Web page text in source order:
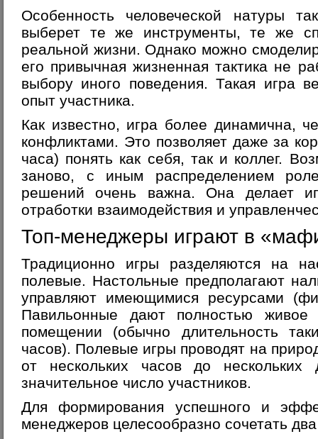
Особенность человеческой натуры
выберет те же инструменты, те же
реальной жизни. Однако можно
его привычная жизненная тактика не
выбору иного поведения. Такая игра
опыт участника.
Как известно, игра более динамична,
конфликтами. Это позволяет даже за
часа) понять как себя, так и коллег.
заново, с иным распределением
решений очень важна. Она делает
отработки взаимодействия и
Топ-менеджеры играют в
Традиционно игры разделяются на
полевые. Настольные предполагают
управляют имеющимися ресурсами
Павильонные дают полностью
помещении (обычно длительность
часов). Полевые игры проводят на
от нескольких часов до
значительное число участников.
Для формирования успешного и
менеджеров целесообразно сочетать